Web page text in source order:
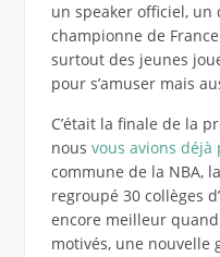
un speaker officiel,
championne de
surtout des jeunes
pour s’amuser mais
C’était la finale de la
nous vous avions déjà
commune de la NBA, la
regroupé 30 collèges
encore meilleur
motivés, une nouvelle